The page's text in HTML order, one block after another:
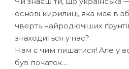
основi кирилицi, яка має в
чверть найродючiших
знаходиться у нас?
Нам є чим пишатися! Але у
був початок…